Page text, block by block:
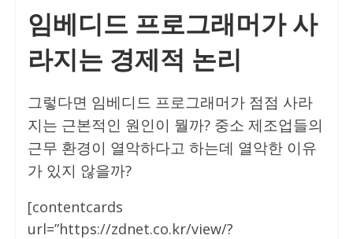
임베디드 프로그래머가 사
라지는 경제적 논리
그렇다면 임베디드 프로그래머가 점점 사라
지는 근본적인 원인이 뭘까? 중소 제조업들의
근무 환경이 열악하다고 하는데 열악한 이유
가 있지 않을까?
[contentcards
url=”https://zdnet.co.kr/view/?